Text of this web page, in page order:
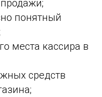
понятный
места кассира в
средств